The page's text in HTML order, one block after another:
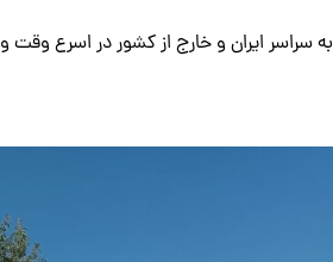
به سراسر ایران و خارج از کشور در اسرع وقت و 24 ساعت شبانه روز